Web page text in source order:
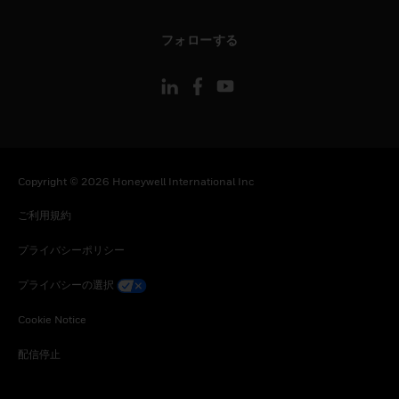
フォローする
Copyright © 2026 Honeywell International Inc
ご利用規約
プライバシーポリシー
プライバシーの選択
Cookie Notice
配信停止